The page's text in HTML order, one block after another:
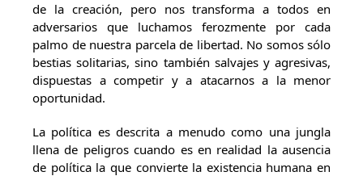
de la creación, pero nos transforma a todos en
adversarios que luchamos ferozmente por cada
palmo de nuestra parcela de libertad. No somos sólo
bestias solitarias, sino también salvajes y agresivas,
dispuestas a competir y a atacarnos a la menor
oportunidad.
La política es descrita a menudo como una jungla
llena de peligros cuando es en realidad la ausencia
de política la que convierte la existencia humana en